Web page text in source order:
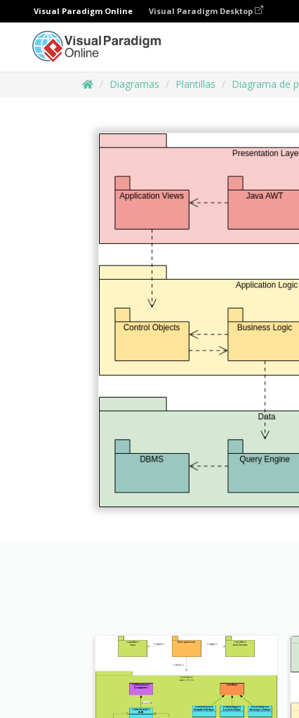
Visual Paradigm Online Visual Paradigm Desktop
Diagramas Plantillas Diagrama de